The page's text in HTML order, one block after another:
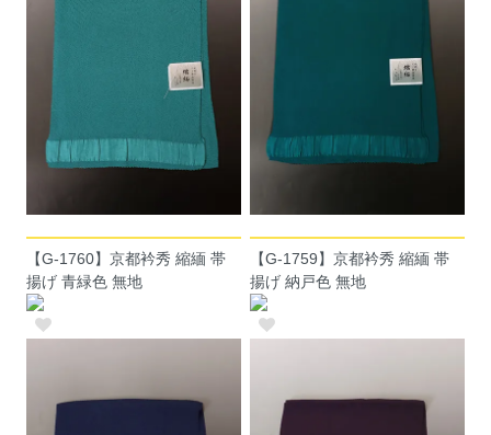
【G-1760】京都衿秀 縮緬 帯
揚げ 青緑色 無地
【G-1759】京都衿秀 縮緬 帯
揚げ 納戸色 無地